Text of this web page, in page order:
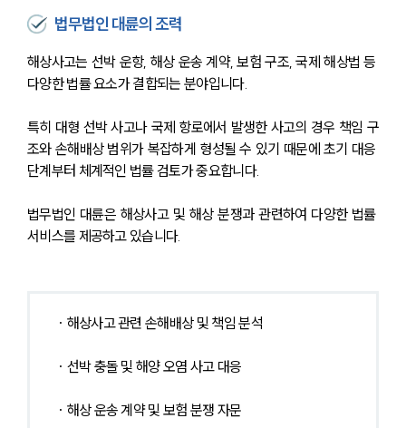
법무법인 대륜의 조력
해상사고는 선박 운항, 해상 운송 계약, 보험 구조, 국제 해상법 등
다양한 법률 요소가 결합되는 분야입니다.
특히 대형 선박 사고나 국제 항로에서 발생한 사고의 경우 책임 구
조와 손해배상 범위가 복잡하게 형성될 수 있기 때문에 초기 대응
단계부터 체계적인 법률 검토가 중요합니다.
법무법인 대륜은 해상사고 및 해상 분쟁과 관련하여 다양한 법률
서비스를 제공하고 있습니다.
· 해상사고 관련 손해배상 및 책임 분석
· 선박 충돌 및 해양 오염 사고 대응
· 해상 운송 계약 및 보험 분쟁 자문